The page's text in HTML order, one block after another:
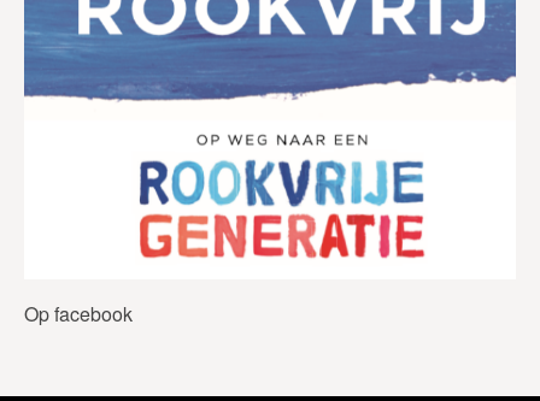
Op facebook